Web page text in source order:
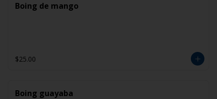
Boing de mango
$25.00
Boing guayaba